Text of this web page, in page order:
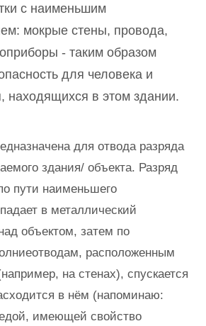
с наименьшим
мокрые стены, провода,
- таким образом
для человека и
находящихся в этом здании.
для отвода разряда
здания/ объекта. Разряд
пути наименьшего
в металлический
объектом, затем по
расположенным
на стенах), спускается
в нём (напоминаю:
имеющей свойство